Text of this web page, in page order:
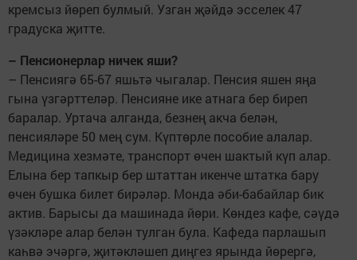
кремсыз йөреп булмый. Узган җәйдә эсселек 47
градуска җитте.
– Пенсионерлар ничек яши?
– Пенсиягә 65-67 яшьтә чыгалар. Пенсия яшен яңа
гына үзгәрттеләр. Пенсияне ике атнага бер биреп
баралар. Уртача алганда, безнең акча белән,
пенсияләре 50 мең сум. Күптөрле пособие алалар.
Медицина хезмәте, транспорт өчен шактый күп алар.
Елына бер тапкыр бер штаттан икенче штатка бару
өчен бушка билет бирәләр. Монда әби-бабайлар бик
актив. Барысы да машинада йөри. Көндез кафе, сәүдә
үзәкләре алар белән тулган була. Кафеда парлашып
каһвә эчәргә, җитәкләшеп диңгез ярында йөрер­гә,